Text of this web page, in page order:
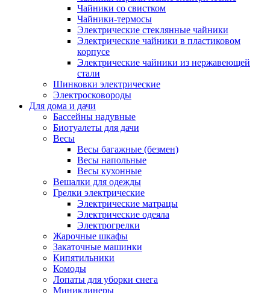
Чайники со свистком
Чайники-термосы
Электрические стеклянные чайники
Электрические чайники в пластиковом
корпусе
Электрические чайники из нержавеющей
стали
Шинковки электрические
Электросковороды
Для дома и дачи
Бассейны надувные
Биотуалеты для дачи
Весы
Весы багажные (безмен)
Весы напольные
Весы кухонные
Вешалки для одежды
Грелки электрические
Электрические матрацы
Электрические одеяла
Электрогрелки
Жарочные шкафы
Закаточные машинки
Кипятильники
Комоды
Лопаты для уборки снега
Миниклинеры